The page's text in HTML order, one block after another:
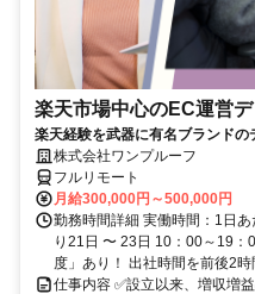
楽天市場中心のEC運営
楽天経験を武器に有名ブランド
株式会社ワンプルーフ
フルリモート
月給300,000円～500,000円
勤務時間詳細 実働時間：1日
り21日 〜 23日 10：00～19：
度」あり！ 出社時間を前後2時
仕事内容 ✅設立以来、増収増